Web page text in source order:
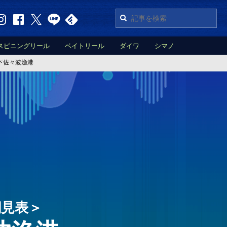
ピニングリール ベイトリール ダイワ シマノ
佐々波漁港
表＞